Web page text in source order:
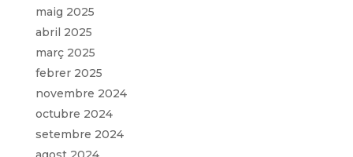
maig 2025
abril 2025
març 2025
febrer 2025
novembre 2024
octubre 2024
setembre 2024